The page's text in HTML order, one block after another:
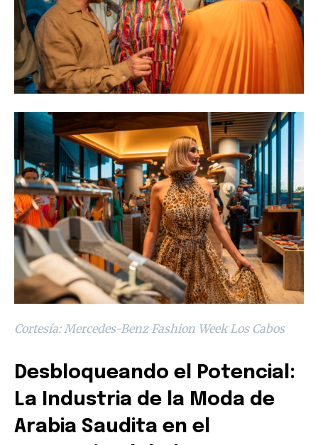
Cortesía: Mercedes-Benz Fashion Week Los Cabos
Desbloqueando el Potencial:
La Industria de la Moda de
Arabia Saudita en el